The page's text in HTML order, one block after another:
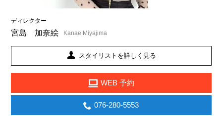
ディレクター
宮島 加奈絵 Kanae Miyajima
スタイリストを詳しく見る
WEB 予約
076-280-5553